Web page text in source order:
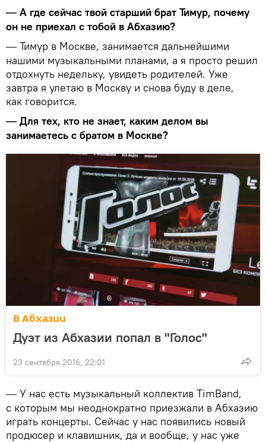
— А где сейчас твой старший брат Тимур, почему
он не приехал с тобой в Абхазию?
— Тимур в Москве, занимается дальнейшими
нашими музыкальными планами, а я просто решил
отдохнуть недельку, увидеть родителей. Уже
завтра я улетаю в Москву и снова буду в деле,
как говорится.
— Для тех, кто не знает, каким делом вы
занимаетесь с братом в Москве?
В Абхазии
Дуэт из Абхазии попал в "Голос"
23 сентября 2016, 22:01
— У нас есть музыкальный коллектив TimBand,
с которым мы неоднократно приезжали в Абхазию
играть концерты. Сейчас у нас появились новый
продюсер и клавишник, да и вообще, у нас уже